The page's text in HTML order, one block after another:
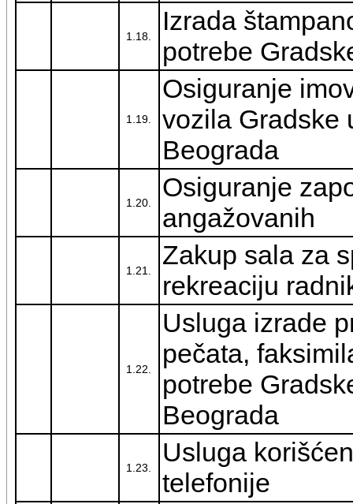
1.18.
Izrada
potrebe
1.19.
Osiguranje
vozila Gradske
Beograda
1.20.
Osiguranje
angažovanih
1.21.
Zakup sala za
rekreaciju
1.22.
Usluga izrade
pečata,
potrebe
Beograda
1.23.
Usluga
telefonije